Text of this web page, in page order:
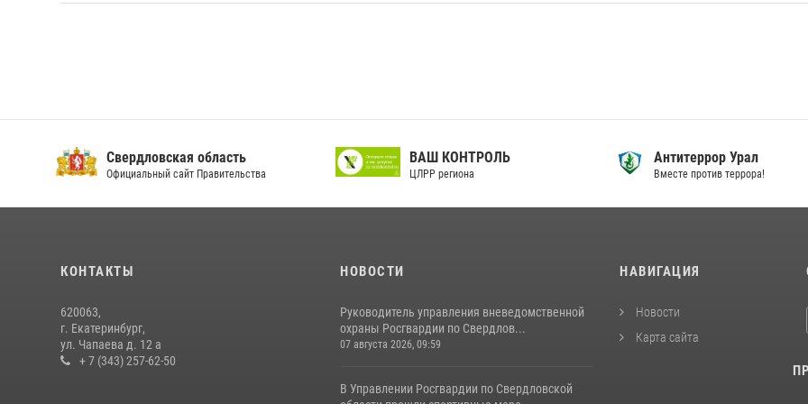
Свердловская область
Официальный сайт Правительства
ВАШ КОНТРОЛЬ
ЦЛРР региона
Антитеррор Урал
Вместе против террора!
КОНТАКТЫ
620063,
г. Екатеринбург,
ул. Чапаева д. 12 а
+ 7 (343) 257-62-50
НОВОСТИ
Руководитель управления вневедомственной
охраны Росгвардии по Свердлов...
07 августа 2026, 09:59
В Управлении Росгвардии по Свердловской
НАВИГАЦИЯ
Новости
Карта сайта